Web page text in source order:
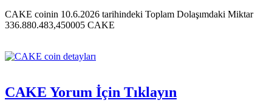
CAKE coinin 10.6.2026 tarihindeki Toplam Dolaşımdaki Miktar
336.880.483,450005 CAKE
CAKE Yorum İçin Tıklayın